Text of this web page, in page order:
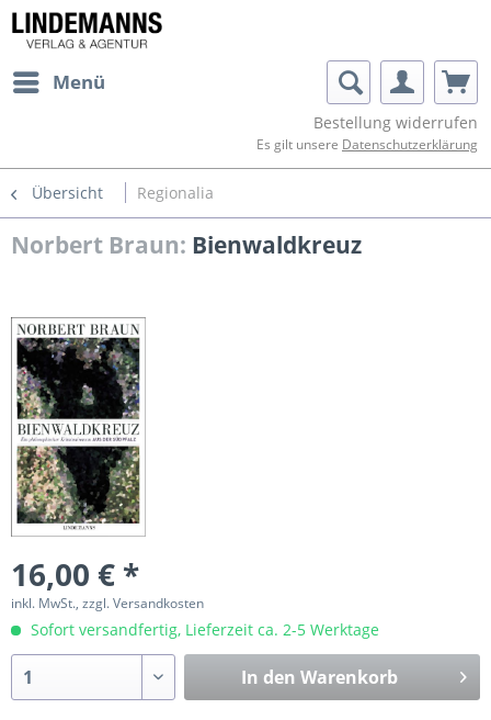
Menü
Bestellung widerrufen
Es gilt unsere Datenschutzerklärung
Übersicht Regionalia
Norbert Braun: Bienwaldkreuz
16,00 € *
inkl. MwSt., zzgl. Versandkosten
Sofort versandfertig, Lieferzeit ca. 2-5 Werktage
In den Warenkorb